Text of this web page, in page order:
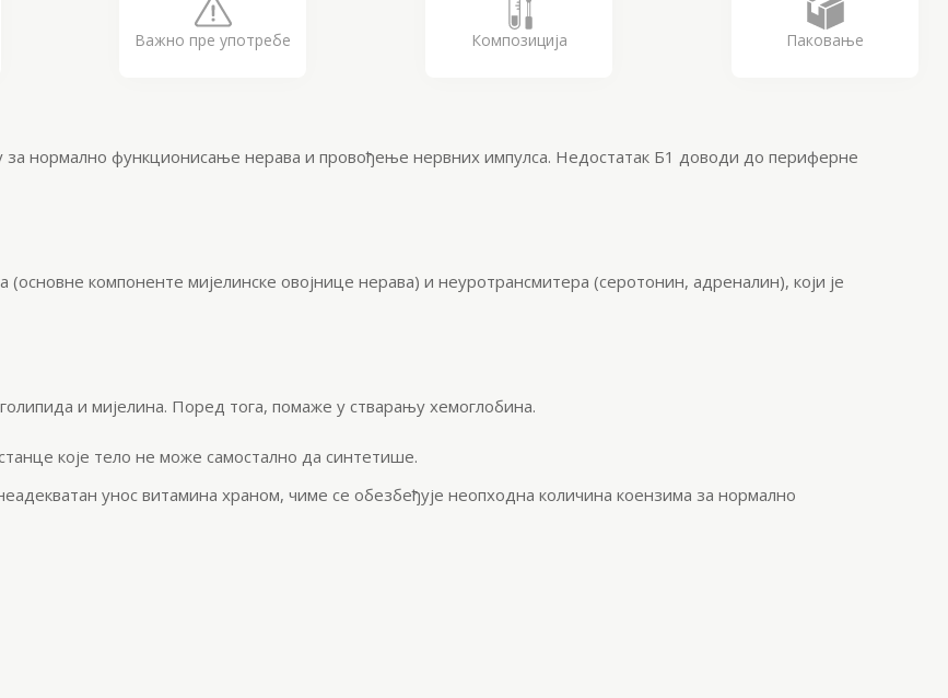
Важно пре употребе Композиција Паковање
за нормално функционисање нерава и провођење нервних импулса. Недостатак Б1 доводи до периферне
компоненте мијелинске овојнице нерава) и неуротрансмитера (серотонин, адреналин), који је
и мијелина. Поред тога, помаже у стварању хемоглобина.
које тело не може самостално да синтетише.
унос витамина храном, чиме се обезбеђује неопходна количина коензима за нормално